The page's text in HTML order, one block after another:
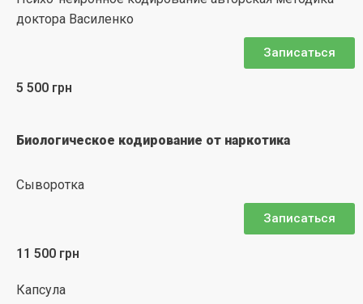
доктора Василенко
Записаться
5 500 грн
Биологическое кодирование от наркотика
Сыворотка
Записаться
11 500 грн
Капсула